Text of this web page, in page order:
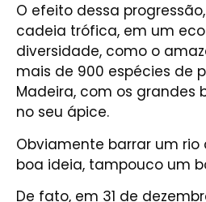
O efeito dessa
cadeia trófica, em um
diversidade, como o
mais de 900 espécies de
Madeira, com os grandes
no seu ápice.
Obviamente barrar um rio
boa ideia, tampouco um
De fato, em 31 de